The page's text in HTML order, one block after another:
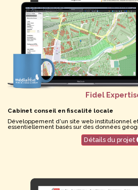
Fidel
Cabinet conseil en fiscalité locale
Développement d'un site web institutionnel
essentiellement basés sur des données
Détails du projet